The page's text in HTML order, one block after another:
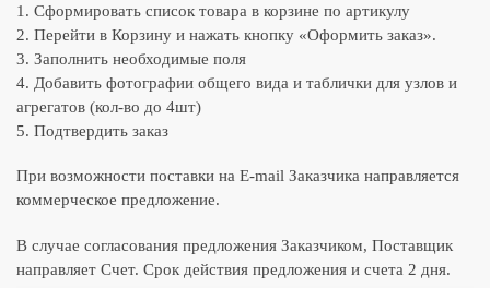
1. Сформировать список товара в корзине по артикулу
2. Перейти в Корзину и нажать кнопку «Оформить заказ».
3. Заполнить необходимые поля
4. Добавить фотографии общего вида и таблички для узлов и
агрегатов (кол-во до 4шт)
5. Подтвердить заказ
При возможности поставки на E-mail Заказчика направляется
коммерческое предложение.
В случае согласования предложения Заказчиком, Поставщик
направляет Счет. Срок действия предложения и счета 2 дня.